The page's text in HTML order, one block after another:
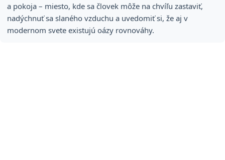
a pokoja – miesto, kde sa človek môže na chvíľu zastaviť,
nadýchnuť sa slaného vzduchu a uvedomiť si, že aj v
modernom svete existujú oázy rovnováhy.